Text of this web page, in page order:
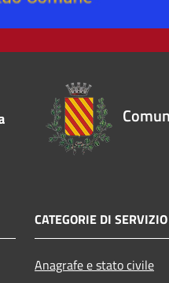
CATEGORIE DI SERVIZIO
Anagrafe e stato civile